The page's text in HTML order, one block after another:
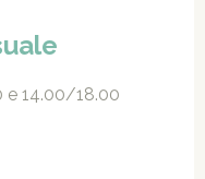
e 14.00/18.00